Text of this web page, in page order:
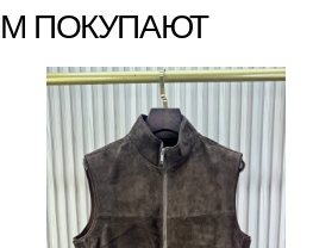
ПОКУПАЮТ